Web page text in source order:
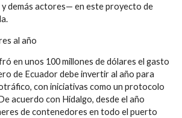
y demás actores— en este proyecto de
al año
en unos 100 millones de dólares el gasto
de Ecuador debe invertir al año para
con iniciativas como un protocolo
De acuerdo con Hidalgo, desde el año
de contenedores en todo el puerto